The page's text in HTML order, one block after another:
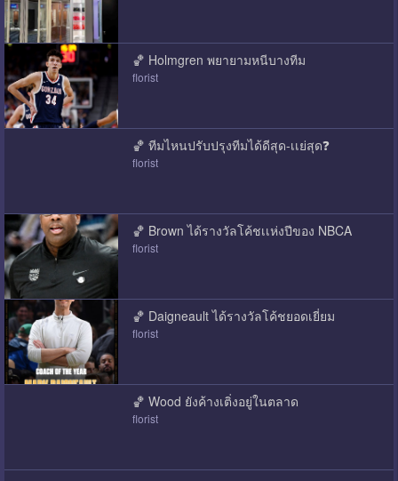
🏀 Holmgren พยายามหนีบางทีม
florist
🏀 ทีมไหนปรับปรุงทีมได้ดีสุด-เเย่สุด❓
florist
🏀 Brown ได้รางวัลโค้ชเเห่งปีของ NBCA
florist
🏀 Daigneault ได้รางวัลโค้ชยอดเยี่ยม
florist
🏀 Wood ยังค้างเติ่งอยู่ในตลาด
florist